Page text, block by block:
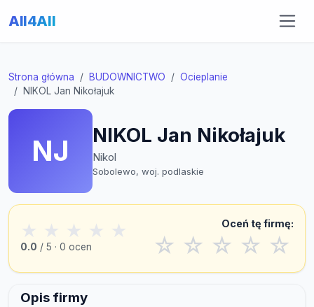
All4All
Strona główna BUDOWNICTWO
Ocieplanie
NIKOL Jan Nikołajuk
NJ NIKOL Jan Nikołajuk
Nikol
Sobolewo, woj. podlaskie
★ ★ ★ ★ ★
0.0 / 5 · 0 ocen
Oceń tę firmę:
☆ ☆ ☆ ☆ ☆
Opis firmy